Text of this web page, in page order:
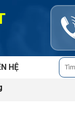
HỆ
Tìm
kiếm: